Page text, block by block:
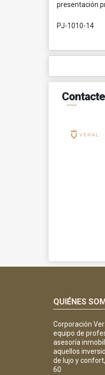
presentación
PJ-1010-14
QUIÉNES
Corporación
equipo de
asesoría
aquellos
de lujo y
60